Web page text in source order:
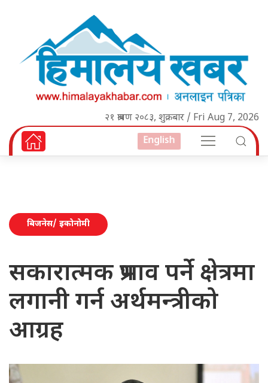
२१ श्रावण २०८३, शुक्रबार / Fri Aug 7, 2026
English
बिजनेस/ इकोनोमी
सकारात्मक प्रभाव पर्ने क्षेत्रमा
लगानी गर्न अर्थमन्त्रीको
आग्रह